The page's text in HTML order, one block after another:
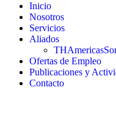
Inicio
Nosotros
Servicios
Aliados
THAmericas
Ofertas de Empleo
Publicaciones y
Contacto